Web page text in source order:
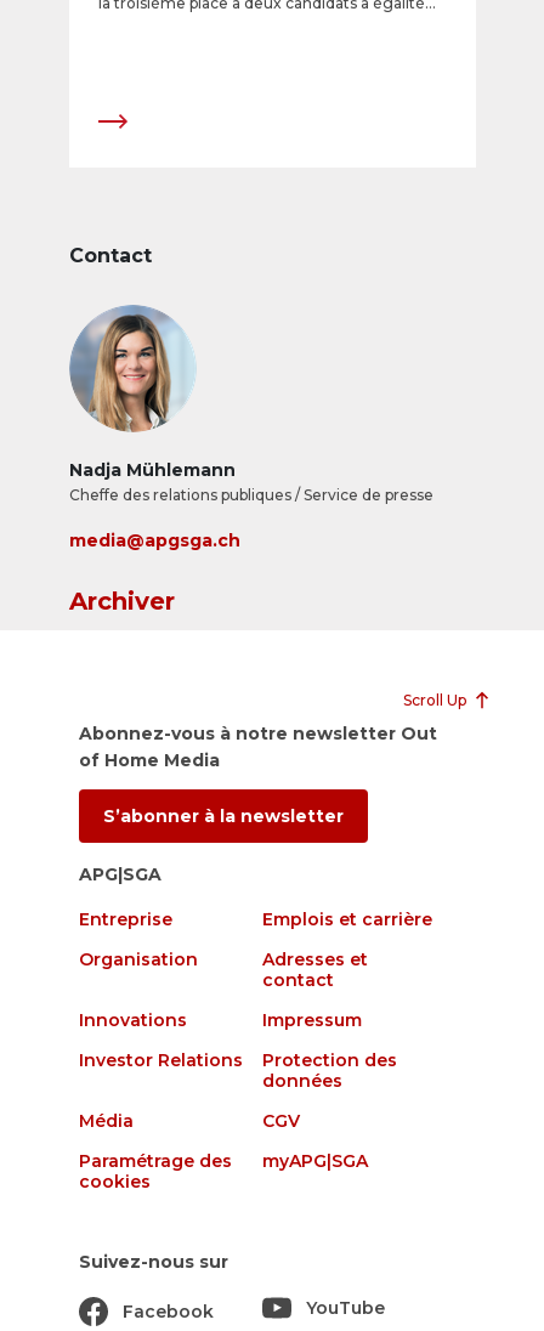
Contact
Nadja Mühlemann
Cheffe des relations publiques / Service de presse
media@apgsga.ch
Archiver
Scroll Up
Abonnez-vous à notre newsletter Out
of Home Media
S’abonner à la newsletter
APG|SGA
Entreprise
Emplois et carrière
Organisation
Adresses et
contact
Innovations
Impressum
Investor Relations
Protection des
données
Média
CGV
Paramétrage des
cookies
myAPG|SGA
Suivez-nous sur
Facebook YouTube